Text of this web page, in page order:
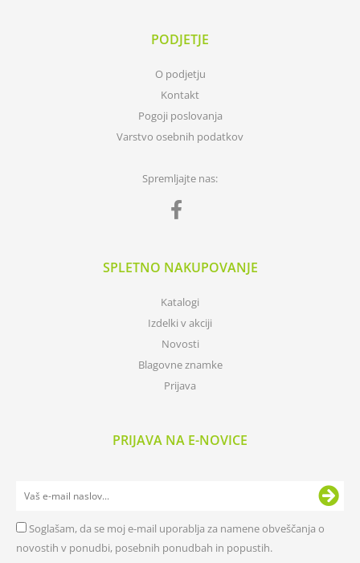
PODJETJE
O podjetju
Kontakt
Pogoji poslovanja
Varstvo osebnih podatkov
Spremljajte nas:
SPLETNO NAKUPOVANJE
Katalogi
Izdelki v akciji
Novosti
Blagovne znamke
Prijava
PRIJAVA NA E-NOVICE
Soglašam, da se moj e-mail uporablja za namene obveščanja o
novostih v ponudbi, posebnih ponudbah in popustih.